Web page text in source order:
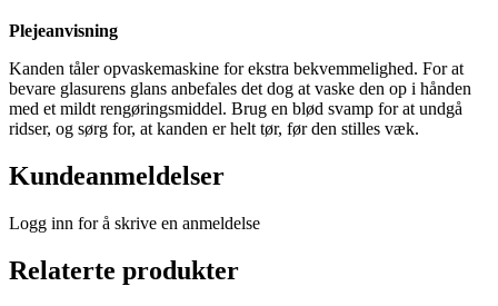
Plejeanvisning
Kanden tåler opvaskemaskine for ekstra bekvemmelighed. For at
bevare glasurens glans anbefales det dog at vaske den op i hånden
med et mildt rengøringsmiddel. Brug en blød svamp for at undgå
ridser, og sørg for, at kanden er helt tør, før den stilles væk.
Kundeanmeldelser
Logg inn for å skrive en anmeldelse
Relaterte produkter